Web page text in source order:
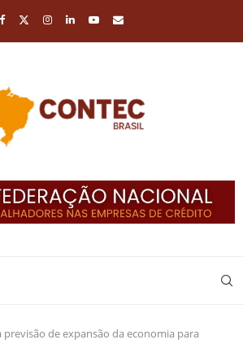
previsão de expansão da economia para